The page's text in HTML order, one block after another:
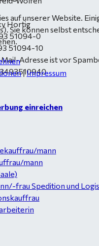
Hortig
51094-0
51094-10
Adresse ist vor
einreichen
mann
mann
frau Spedition und
auf unserer Website.
Sie können selbst
|Impressum